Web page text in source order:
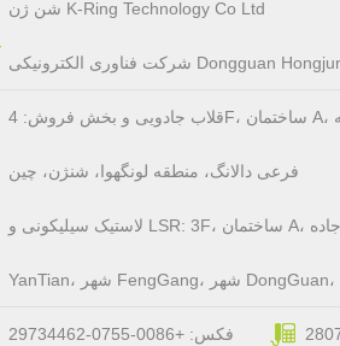
شن ژن K-Ring Technology Co Ltd
قلاب جادویی و بخش فروش: 4F، ساختمان A، منطقه صنعتی جیالی، جامعه گائوفنگ، منطقه
فرعی دالانگ، منطقه لونگهوا، شنژن، چین
لاستیک سیلیکونی و LSR: 3F، ساختمان A، جاده YiHeng، منطقه صنعتی BuLong، روستای
فکس: +0086-0755-29734462